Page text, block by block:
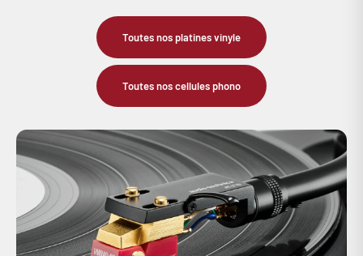
Toutes nos platines vinyle
Toutes nos cellules phono